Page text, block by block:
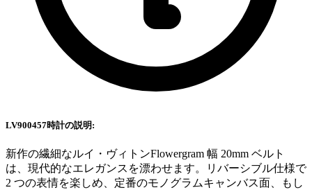
LV900457時計の説明:
新作の繊細なルイ・ヴィトンFlowergram 幅 20mm ベルト
は、現代的なエレガンスを漂わせます。リバーシブル仕様で
2 つの表情を楽しめ、定番のモノグラムキャンバス面、もし